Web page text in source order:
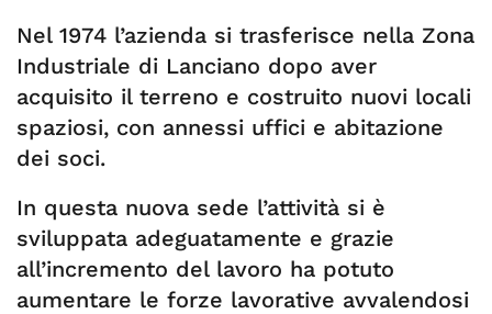
Nel 1974 l’azienda si trasferisce nella Zona
Industriale di Lanciano dopo aver
acquisito il terreno e costruito nuovi locali
spaziosi, con annessi uffici e abitazione
dei soci.
In questa nuova sede l’attività si è
sviluppata adeguatamente e grazie
all’incremento del lavoro ha potuto
aumentare le forze lavorative avvalendosi